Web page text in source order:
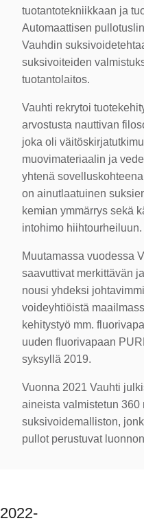
tuotantotekniikkaan ja
Automaattisen
Vauhdin
suksivoiteiden
tuotantolaitos.
Vauhti rekrytoi
arvostusta nauttivan
joka oli
muovimateriaalin ja
yhtenä
on ainutlaatuinen
kemian ymmärrys sekä
intohimo hiihtourheiluun.
Muutamassa vuodessa
saavuttivat merkittävän
nousi yhdeksi
voideyhtiöistä
kehitystyö mm.
uuden fluorivapaan
syksyllä 2019.
Vuonna 2021 Vauhti
aineista valmistetun 360
suksivoidemalliston,
pullot perustuvat
2022-